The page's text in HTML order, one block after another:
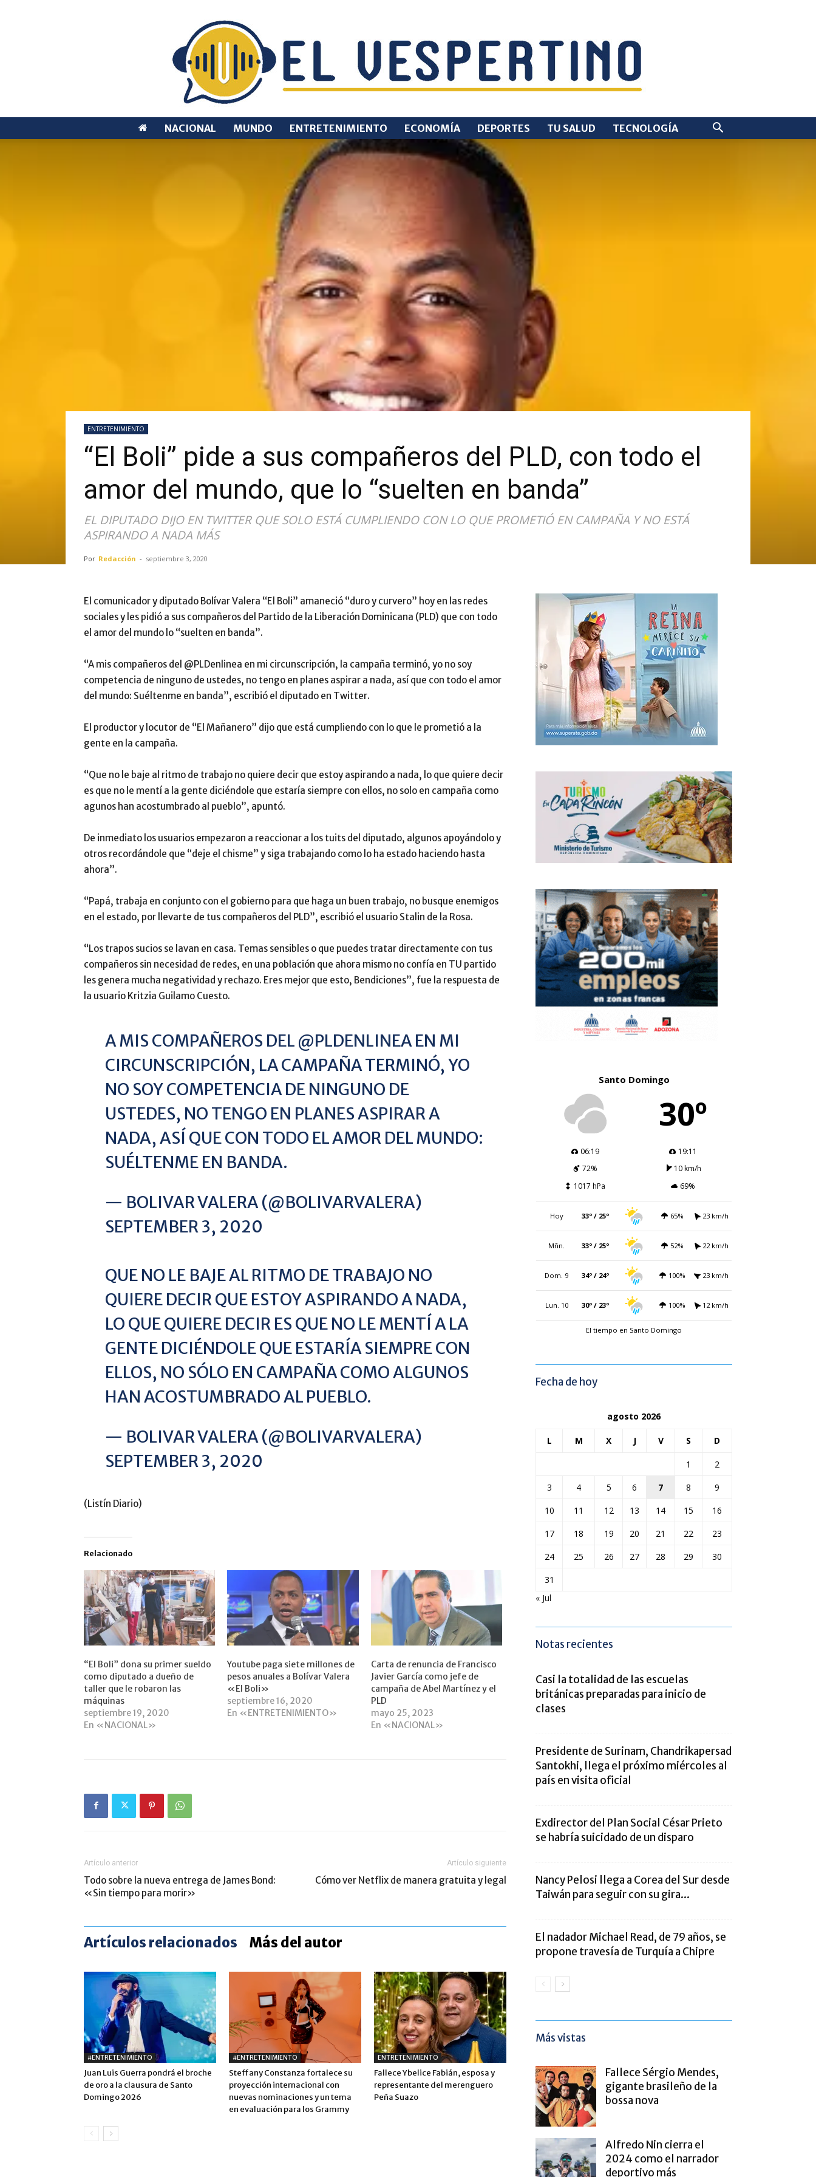
EL
VESPERTINO
NACIONAL MUNDO ENTRETENIMIENTO ECONOMÍA DEPORTES TU SALUD TECNOLOGÍA
ENTRETENIMIENTO
“El Boli” pide a sus compañeros del PLD, con todo el
amor del mundo, que lo “suelten en banda”
EL DIPUTADO DIJO EN TWITTER QUE SOLO ESTÁ CUMPLIENDO CON LO QUE PROMETIÓ EN CAMPAÑA Y NO ESTÁ
ASPIRANDO A NADA MÁS
Por Redacción - septiembre 3, 2020
El comunicador y diputado Bolívar Valera “El Boli” amaneció “duro y curvero” hoy en las redes
sociales y les pidió a sus compañeros del Partido de la Liberación Dominicana (PLD) que con todo
el amor del mundo lo “suelten en banda”.
“A mis compañeros del @PLDenlinea en mi circunscripción, la campaña terminó, yo no soy
competencia de ninguno de ustedes, no tengo en planes aspirar a nada, así que con todo el amor
del mundo: Suéltenme en banda”, escribió el diputado en Twitter.
El productor y locutor de “El Mañanero” dijo que está cumpliendo con lo que le prometió a la
gente en la campaña.
“Que no le baje al ritmo de trabajo no quiere decir que estoy aspirando a nada, lo que quiere decir
es que no le mentí a la gente diciéndole que estaría siempre con ellos, no solo en campaña como
agunos han acostumbrado al pueblo”, apuntó.
De inmediato los usuarios empezaron a reaccionar a los tuits del diputado, algunos apoyándolo y
otros recordándole que “deje el chisme” y siga trabajando como lo ha estado haciendo hasta
ahora”.
“Papá, trabaja en conjunto con el gobierno para que haga un buen trabajo, no busque enemigos
en el estado, por llevarte de tus compañeros del PLD”, escribió el usuario Stalin de la Rosa.
“Los trapos sucios se lavan en casa. Temas sensibles o que puedes tratar directamente con tus
compañeros sin necesidad de redes, en una población que ahora mismo no confía en TU partido
les genera mucha negatividad y rechazo. Eres mejor que esto, Bendiciones”, fue la respuesta de
la usuario Kritzia Guilamo Cuesto.
A MIS COMPAÑEROS DEL @PLDENLINEAEN MI
CIRCUNSCRIPCIÓN, LA CAMPAÑA TERMINÓ, YO
NO SOY COMPETENCIA DE NINGUNO DE
USTEDES, NO TENGO EN PLANES ASPIRAR A
NADA, ASÍ QUE CON TODO EL AMOR DEL MUNDO:
SUÉLTENME EN BANDA.
— BOLIVAR VALERA (@BOLIVARVALERA)
SEPTEMBER 3, 2020
QUE NO LE BAJE AL RITMO DE TRABAJO NO
QUIERE DECIR QUE ESTOY ASPIRANDO A NADA,
LO QUE QUIERE DECIR ES QUE NO LE MENTÍ A LA
GENTE DICIÉNDOLE QUE ESTARÍA SIEMPRE CON
ELLOS, NO SÓLO EN CAMPAÑA COMO ALGUNOS
HAN ACOSTUMBRADO AL PUEBLO.
— BOLIVAR VALERA (@BOLIVARVALERA)
SEPTEMBER 3, 2020
(Listín Diario)
Relacionado
“El Boli” dona su primer sueldo
como diputado a dueño de
taller que le robaron las
máquinas
septiembre 19, 2020
En «NACIONAL»
Youtube paga siete millones de
pesos anuales a Bolívar Valera
«El Boli»
septiembre 16, 2020
En «ENTRETENIMIENTO»
Carta de renuncia de Francisco
Javier García como jefe de
campaña de Abel Martínez y el
PLD
mayo 25, 2023
En «NACIONAL»
Artículo anterior
Todo sobre la nueva entrega de James Bond:
«Sin tiempo para morir»
Artículo siguiente
Cómo ver Netflix de manera gratuita y legal
Artículos relacionados Más del autor
#ENTRETENIMIENTO
Juan Luis Guerra pondrá el broche
de oro a la clausura de Santo
Domingo 2026
#ENTRETENIMIENTO
Steffany Constanza fortalece su
proyección internacional con
nuevas nominaciones y un tema
en evaluación para los Grammy
ENTRETENIMIENTO
Fallece Ybelice Fabián, esposa y
representante del merenguero
Peña Suazo
Santo Domingo
30º
06:19
19:11
72%
10 km/h
1017 hPa
69%
Hoy 33º / 25º 65% 23 km/h
Mñn. 33º / 25º 52% 22 km/h
Dom. 9 34º / 24º 100% 23 km/h
Lun. 10 30º / 23º 100% 12 km/h
El tiempo en Santo Domingo
Fecha de hoy
agosto 2026
L M X J V S D
1
2
3
4 5 6 7 8
9
10
11 12 13 14 15
16
17
18 19 20 21 22
23
24
25 26 27 28 29
30
31
« Jul
Notas recientes
Casi la totalidad de las escuelas
británicas preparadas para inicio de
clases
Presidente de Surinam, Chandrikapersad
Santokhi, llega el próximo miércoles al
país en visita oficial
Exdirector del Plan Social César Prieto
se habría suicidado de un disparo
Nancy Pelosi llega a Corea del Sur desde
Taiwán para seguir con su gira...
El nadador Michael Read, de 79 años, se
propone travesía de Turquía a Chipre
Más vistas
Fallece Sérgio Mendes,
gigante brasileño de la
bossa nova
Alfredo Nin cierra el
2024 como el narrador
deportivo más